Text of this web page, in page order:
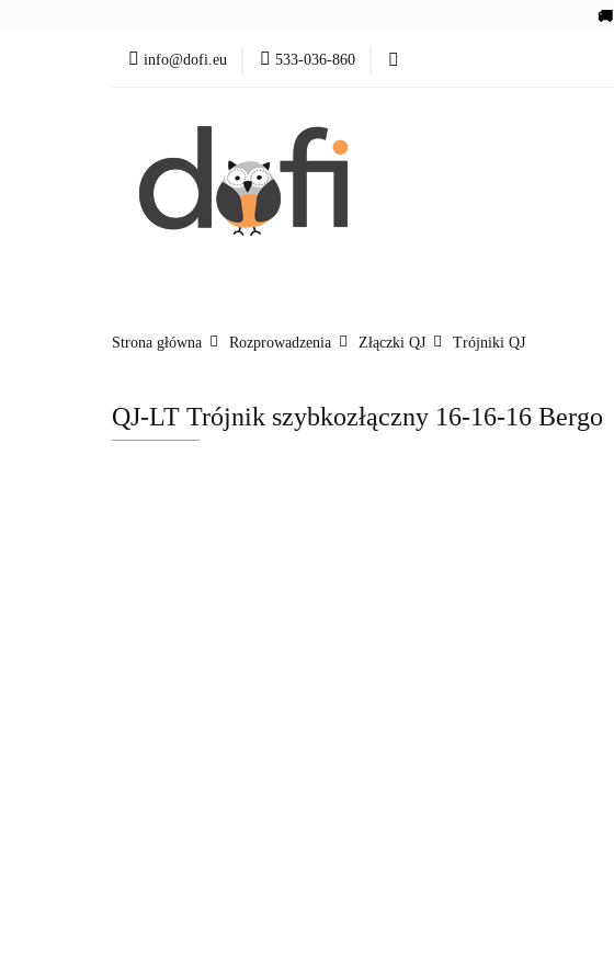
🚚
info@dofi.eu 533-036-860
Strona główna Rozprowadzenia Złączki QJ Trójniki QJ
QJ-LT Trójnik szybkozłączny 16-16-16 Bergo